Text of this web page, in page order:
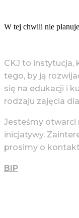
W tej chwili nie
CKJ to instytucja,
tego, by ją
się na edukacji i
rodzaju zajęcia
Jesteśmy otwarci
inicjatywy.
prosimy o
BIP